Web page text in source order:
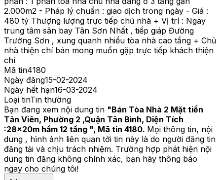
2.000m2 - Pháp lý chuẩn : giao dịch trong ngày - Giá :
480 tỷ Thượng lượng trực tiếp chủ nhà + Vị trí : Ngay
trung tâm sân bay Tân Sơn Nhất , tiếp giáp Đường
Trường Sơn , xung quanh nhiều tòa nhà cao tầng + Chủ
nhà thiện chí bán mong muốn gặp trực tiếp khách thiện
chí
Mã tin4180
Ngày đăng15-02-2024
Ngày hết hạn16-03-2024
Loại tinTin thường
Bạn đang xem nội dung tin "Bán Tòa Nhà 2 Mặt tiền
Tản Viên, Phường 2 ,Quận Tân Bình, Diện Tích
:28x20m hầm 12 tầng ", Mã tin 4180. Mọi thông tin, nội
dung , hình ảnh liên quan tới tin này là do người đăng tin
đăng tải và chịu trách nhiệm. Trường hợp phát hiện nội
dung tin đăng không chính xác, bạn hãy thông báo
ngay cho chúng tôi!